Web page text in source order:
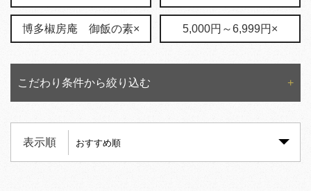
博多椒房庵 御飯の素× 5,000円～6,999円×
こだわり条件から絞り込む
表示順